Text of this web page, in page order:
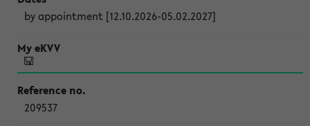
by appointment [12.10.2026-05.02.2027]
209537